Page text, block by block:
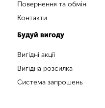
Повернення та обмін
Контакти
Будуй вигоду
Вигідні акції
Вигідна розсилка
Система запрошень